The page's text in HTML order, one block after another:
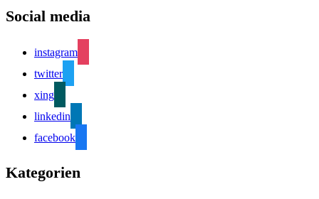
Social media
instagram
twitter
xing
linkedin
facebook
Kategorien